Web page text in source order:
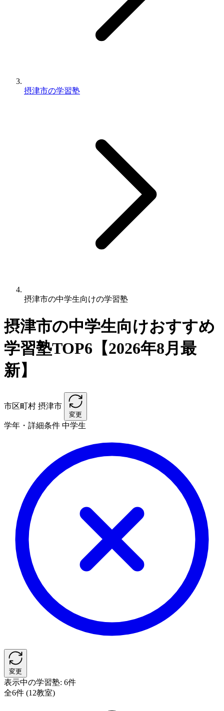
摂津市の学習塾
摂津市の中学生向けの学習塾
摂津市の中学生向けおすすめ
学習塾TOP6【2026年8月最
新】
市区町村 摂津市
変更
学年・詳細条件 中学生
変更
表示中の学習塾: 6件
全6件 (12教室)